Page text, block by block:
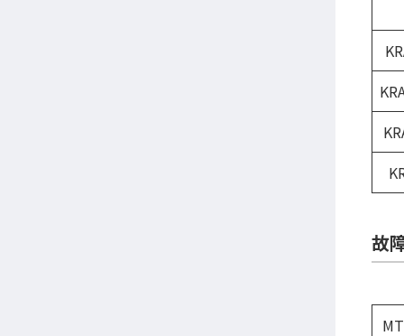
故